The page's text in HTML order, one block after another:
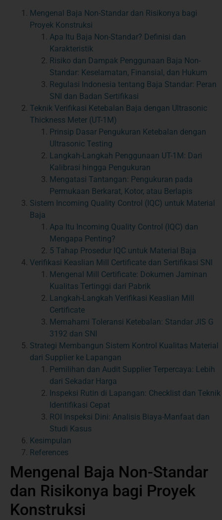
Mengenal Baja Non-Standar dan Risikonya bagi
Proyek Konstruksi
Apa Itu Baja Non-Standar? Definisi dan
Karakteristik
Risiko dan Dampak Penggunaan Baja Non-
Standar: Keselamatan, Finansial, dan Hukum
Regulasi Indonesia tentang Baja Standar: Peran
SNI dan Badan Sertifikasi
Teknik Verifikasi Ketebalan Baja dengan Ultrasonic
Thickness Meter (UT-1M)
Prinsip Dasar Pengukuran Ketebalan dengan
Ultrasonic Testing
Langkah-Langkah Penggunaan UT-1M: Dari
Kalibrasi hingga Pengukuran
Mengatasi Tantangan: Pengukuran pada
Permukaan Berkarat, Kotor, atau Berlapis
Sistem Incoming Quality Control (IQC) untuk Material
Baja
Apa Itu Incoming Quality Control (IQC) dan
Mengapa Penting?
5 Tahap Prosedur IQC untuk Material Baja
Verifikasi Keaslian Mill Certificate dan Sertifikasi SNI
Mengenal Mill Certificate: Dokumen Jaminan
Kualitas Tertinggi dari Pabrik
Langkah-Langkah Verifikasi Keaslian Mill
Certificate
Memahami Toleransi Ketebalan: Standar JIS G
3192 dan SNI
Strategi Membangun Sistem Kontrol Kualitas Material
dari Supplier ke Lapangan
Pemilihan dan Audit Supplier Terpercaya: Lebih
dari Sekadar Harga
Inspeksi Rutin di Lapangan: Checklist dan Teknik
Identifikasi Cepat
ROI Inspeksi Dini: Analisis Biaya-Manfaat dan
Studi Kasus
Kesimpulan
References
Mengenal Baja Non-Standar
dan Risikonya bagi Proyek
Konstruksi